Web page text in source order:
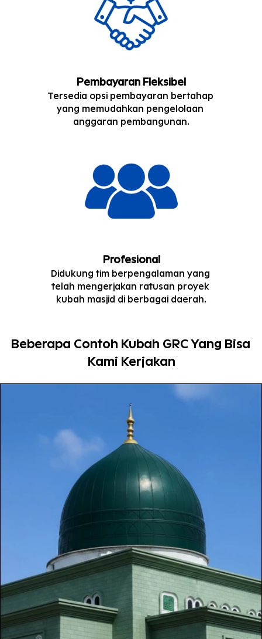
Pembayaran Fleksibel
Tersedia opsi pembayaran bertahap
yang memudahkan pengelolaan
anggaran pembangunan.
Profesional
Didukung tim berpengalaman yang
telah mengerjakan ratusan proyek
kubah masjid di berbagai daerah.
Beberapa Contoh Kubah GRC Yang Bisa
Kami Kerjakan